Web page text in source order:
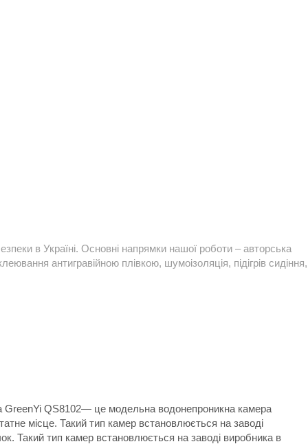
в Україні. Основні напрямки нашої роботи – авторська
антигравійною плівкою, шумоізоляція, підігрів сидіння,
GreenYi QS8102— це модельна водонепроникна камера
місце. Такий тип камер встановлюється на заводі
Такий тип камер встановлюється на заводі виробника в